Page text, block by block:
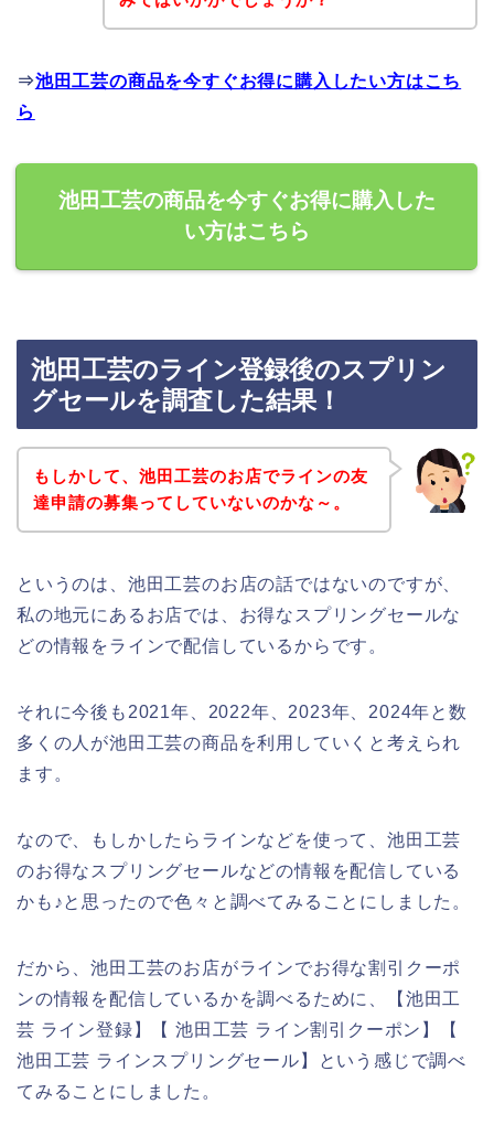
⇒池田工芸の商品を今すぐお得に購入したい方はこち
ら
池田工芸の商品を今すぐお得に購入した
い方はこちら
池田工芸のライン登録後のスプリン
グセールを調査した結果！
もしかして、池田工芸のお店でラインの友
達申請の募集ってしていないのかな～。
というのは、池田工芸のお店の話ではないのですが、
私の地元にあるお店では、お得なスプリングセールな
どの情報をラインで配信しているからです。
それに今後も2021年、2022年、2023年、2024年と数
多くの人が池田工芸の商品を利用していくと考えられ
ます。
なので、もしかしたらラインなどを使って、池田工芸
のお得なスプリングセールなどの情報を配信している
かも♪と思ったので色々と調べてみることにしました。
だから、池田工芸のお店がラインでお得な割引クーポ
ンの情報を配信しているかを調べるために、【池田工
芸 ライン登録】【 池田工芸 ライン割引クーポン】【
池田工芸 ラインスプリングセール】という感じで調べ
てみることにしました。